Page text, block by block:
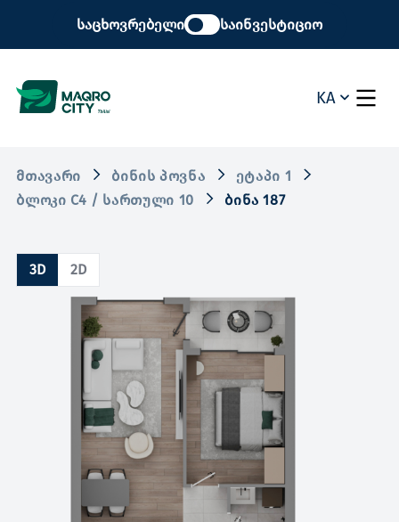
საცხოვრებელი საინვესტიციო
KA
ᲛᲗᲐᲕᲐᲠᲘ ᲑᲘᲜᲘᲡ ᲞᲝᲕᲜᲐ
ᲔᲢᲐᲞᲘ 1
ᲑᲚᲝᲙᲘ C4 / ᲡᲐᲠᲗᲣᲚᲘ 10
ᲑᲘᲜᲐ 187
3D 2D